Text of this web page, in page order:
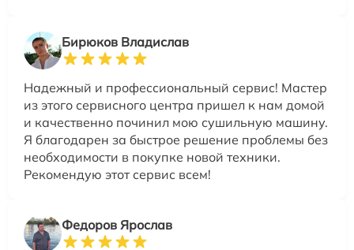
Бирюков Владислав
Надежный и профессиональный сервис! Мастер
из этого сервисного центра пришел к нам домой
и качественно починил мою сушильную машину.
Я благодарен за быстрое решение проблемы без
необходимости в покупке новой техники.
Рекомендую этот сервис всем!
Федоров Ярослав